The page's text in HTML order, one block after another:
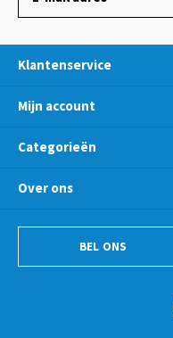
Klantenservice
Mijn account
Categorieën
Over ons
BEL ONS